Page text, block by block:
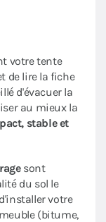
votre tente
de lire la fiche
d'évacuer la
au mieux la
stable et
sont
du sol le
votre
(bitume,